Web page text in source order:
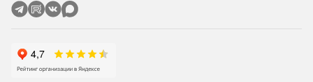
Vector Extensions 512 (Intel AVX-512).
использованием OpenMP позволяет использовать
преимущества новейшего оборудования с
поддержкой SIMD, включая Intel AVX-512.